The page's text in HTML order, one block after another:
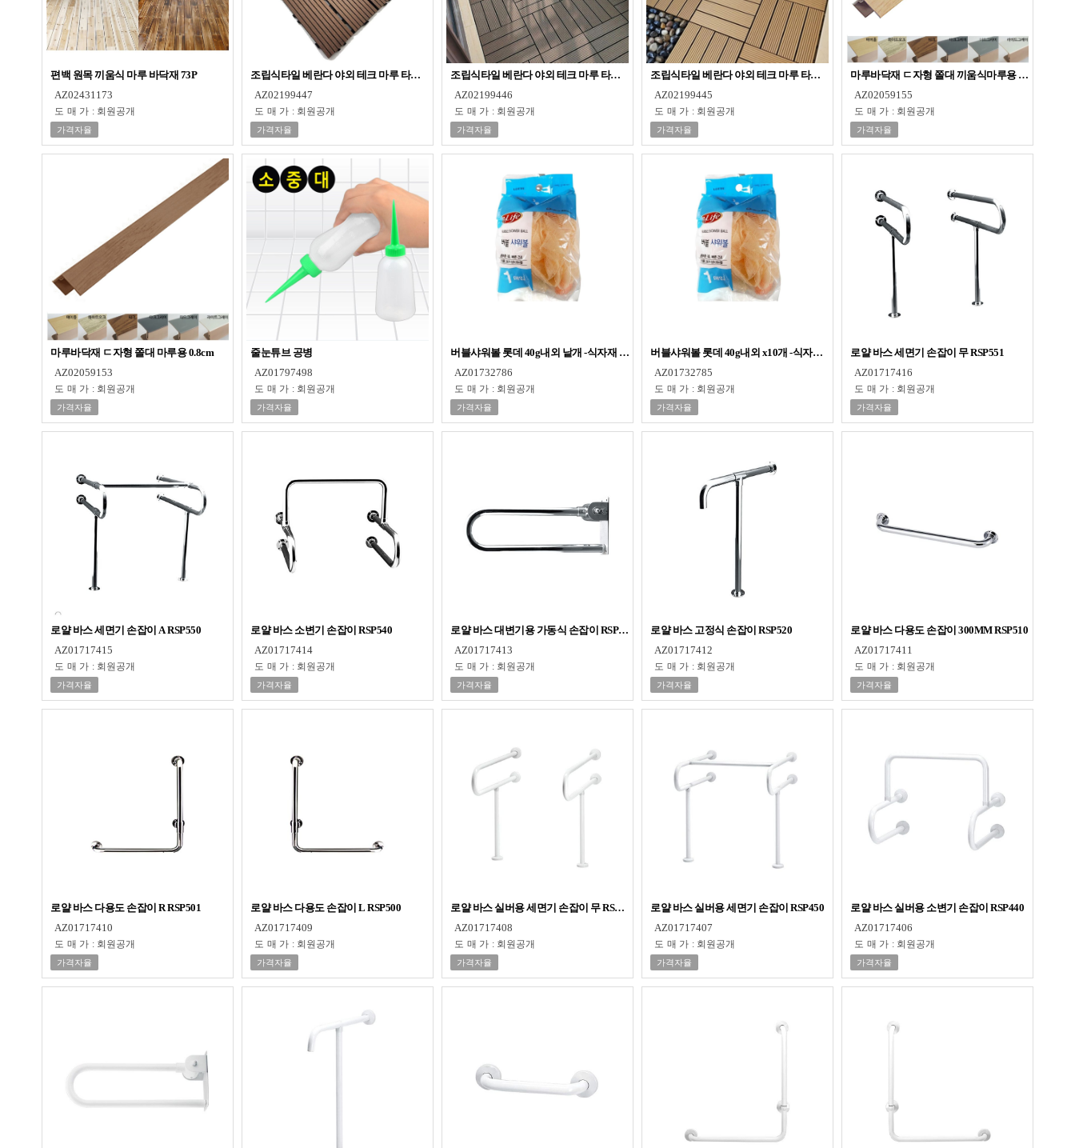
편백 원목 끼움식 마루 바닥재 73P
AZ02431173
도매가 : 회원공개
가격자율
조립식타일 베란다 야외 테크 마루 타일 초코브라운
AZ02199447
도매가 : 회원공개
가격자율
조립식타일 베란다 야외 테크 마루 타일 다크브라운
AZ02199446
도매가 : 회원공개
가격자율
조립식타일 베란다 야외 테크 마루 타일 브라운
AZ02199445
도매가 : 회원공개
가격자율
마루바닥재 ㄷ자형 쫄대 끼움식마루용 3cm
AZ02059155
도매가 : 회원공개
가격자율
마루바닥재 ㄷ자형 쫄대 마루용 0.8cm
AZ02059153
도매가 : 회원공개
가격자율
줄눈튜브 공병
AZ01797498
도매가 : 회원공개
가격자율
버블샤워볼 롯데 40g내외 낱개 -식자재 비품 용품
AZ01732786
도매가 : 회원공개
가격자율
버블샤워볼 롯데 40g내외 x10개 -식자재 비품 용품
AZ01732785
도매가 : 회원공개
가격자율
로얄 바스 세면기 손잡이 무 RSP551
AZ01717416
도매가 : 회원공개
가격자율
로얄 바스 세면기 손잡이 A RSP550
AZ01717415
도매가 : 회원공개
가격자율
로얄 바스 소변기 손잡이 RSP540
AZ01717414
도매가 : 회원공개
가격자율
로얄 바스 대변기용 가동식 손잡이 RSP530
AZ01717413
도매가 : 회원공개
가격자율
로얄 바스 고정식 손잡이 RSP520
AZ01717412
도매가 : 회원공개
가격자율
로얄 바스 다용도 손잡이 300MM RSP510
AZ01717411
도매가 : 회원공개
가격자율
로얄 바스 다용도 손잡이 R RSP501
AZ01717410
도매가 : 회원공개
가격자율
로얄 바스 다용도 손잡이 L RSP500
AZ01717409
도매가 : 회원공개
가격자율
로얄 바스 실버용 세면기 손잡이 무 RSP451
AZ01717408
도매가 : 회원공개
가격자율
로얄 바스 실버용 세면기 손잡이 RSP450
AZ01717407
도매가 : 회원공개
가격자율
로얄 바스 실버용 소변기 손잡이 RSP440
AZ01717406
도매가 : 회원공개
가격자율